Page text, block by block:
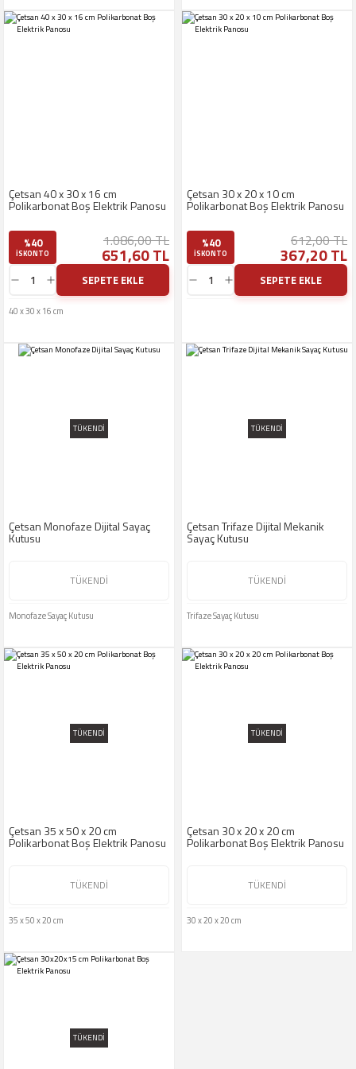
Çetsan 40 x 30 x 16 cm
Polikarbonat Boş Elektrik Panosu
%40
ISKONTO
1.086,00 TL
651,60 TL
SEPETE EKLE
40 x 30 x 16 cm
Çetsan 30 x 20 x 10 cm
Polikarbonat Boş Elektrik Panosu
%40
ISKONTO
612,00 TL
367,20 TL
SEPETE EKLE
TÜKENDİ
Çetsan Monofaze Dijital Sayaç
Kutusu
TÜKENDİ
Monofaze Sayaç Kutusu
TÜKENDİ
Çetsan Trifaze Dijital Mekanik
Sayaç Kutusu
TÜKENDİ
Trifaze Sayaç Kutusu
TÜKENDİ
Çetsan 35 x 50 x 20 cm
Polikarbonat Boş Elektrik Panosu
TÜKENDİ
35 x 50 x 20 cm
TÜKENDİ
Çetsan 30 x 20 x 20 cm
Polikarbonat Boş Elektrik Panosu
TÜKENDİ
30 x 20 x 20 cm
TÜKENDİ
Armatürleri